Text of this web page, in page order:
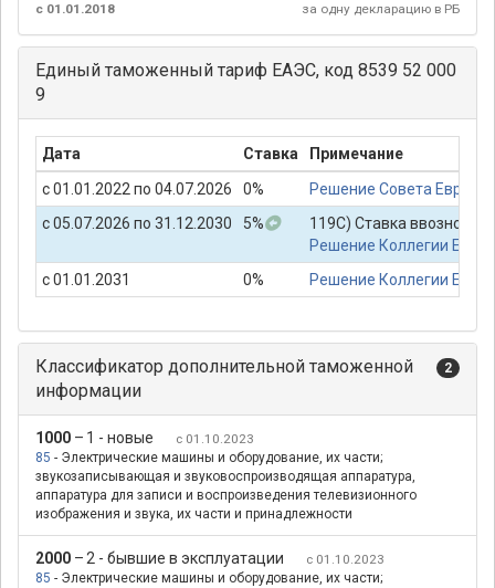
за одну декларацию в РБ
с 01.01.2018
Единый таможенный тариф ЕАЭС, код 8539 52 000
9
Дата Ставка
Примечание
с 01.01.2022 по 04.07.2026
0%
Решение Совета
с 05.07.2026 по 31.12.2030
5%
119С) Ставка ввозной
Решение Коллегии
с 01.01.2031
0% Решение Коллегии
Классификатор дополнительной таможенной
информации
2
1000 – 1 - новые
с 01.10.2023
85 - Электрические машины и оборудование, их части;
звукозаписывающая и звуковоспроизводящая аппаратура,
аппаратура для записи и воспроизведения телевизионного
изображения и звука, их части и принадлежности
2000 – 2 - бывшие в эксплуатации
с 01.10.2023
85 - Электрические машины и оборудование, их части;